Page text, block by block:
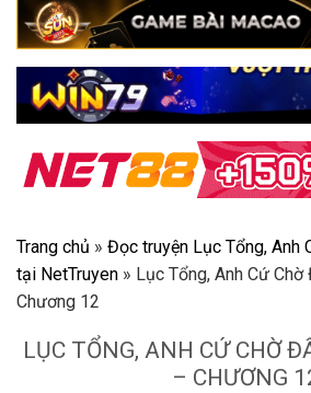
Trang chủ » Đọc truyện Lục Tổng, Anh
tại NetTruyen » Lục Tổng, Anh Cứ
Chương 12
LỤC TỔNG, ANH CỨ CHỜ
– CHƯƠNG